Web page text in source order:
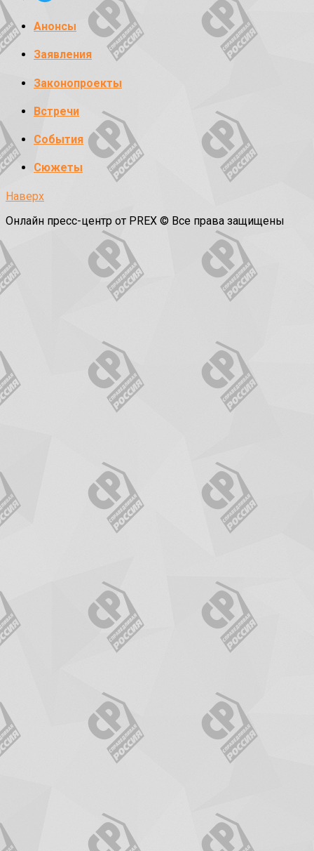
Анонсы
Заявления
Законопроекты
Встречи
События
Сюжеты
Наверх
Онлайн пресс-центр от PREX © Все права защищены